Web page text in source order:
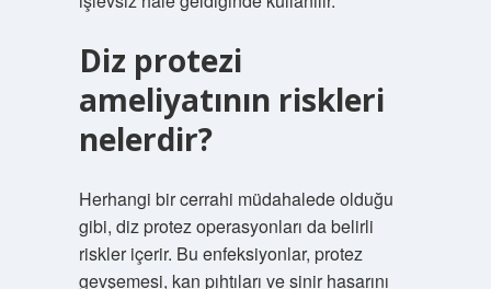
Diz protezi
ameliyatının riskleri
nelerdir?
Herhangi bir cerrahi müdahalede olduğu
gibi, diz protez operasyonları da belirli
riskler içerir. Bu enfeksiyonlar, protez
gevşemesi, kan pıhtıları ve sinir hasarını